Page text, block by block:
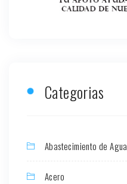
Categorias
Abastecimiento de Agua
Acero